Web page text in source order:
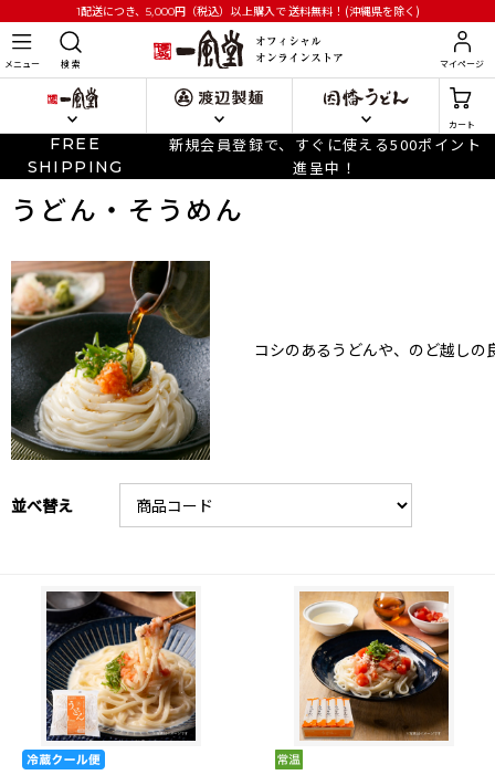
1配送につき、5,000円 （税込）以上購入で送料無料！(沖縄県を除く)
メニュー 検 索 マイページ
カート
FREE
SHIPPING
新規会員登録で、すぐに使える500ポイント
進呈中！
うどん・そうめん
コシのあるうどんや、のど越し
並べ替え